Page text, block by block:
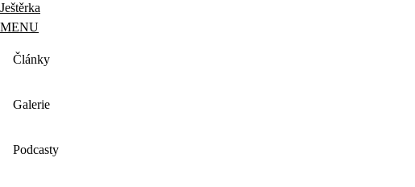
Ještěrka
MENU
Články
Galerie
Podcasty